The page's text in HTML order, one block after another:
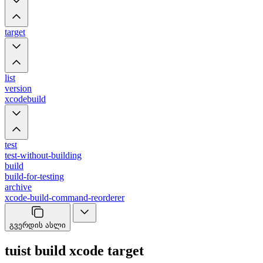
target
list
version
xcodebuild
test
test-without-building
build
build-for-testing
archive
xcode-build-command-reorderer
გვერდის ასლი
tuist build xcode target